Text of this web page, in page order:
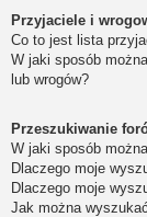
Przyjaciele i
Co to jest lista
W jaki sposób
lub wrogów?
Przeszukiwanie
W jaki sposób
Dlaczego moje
Dlaczego moje
Jak można